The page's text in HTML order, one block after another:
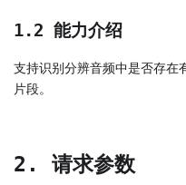
1.2 能力介绍
支持识别分辨音频中是否存在
片段。
2. 请求参数